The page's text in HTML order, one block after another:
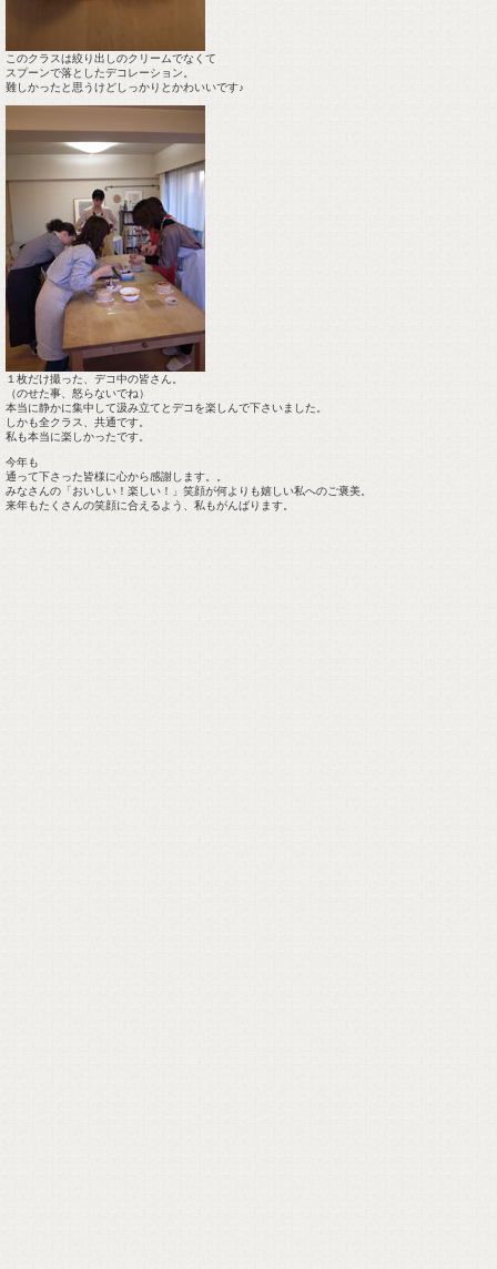
このクラスは絞り出しのクリームでなくて
スプーンで落としたデコレーション。
難しかったと思うけどしっかりとかわいいです♪
１枚だけ撮った、デコ中の皆さん。
（のせた事、怒らないでね）
本当に静かに集中して汲み立てとデコを楽しんで下さいました。
しかも全クラス、共通です。
私も本当に楽しかったです。
今年も
通って下さった皆様に心から感謝します。。
みなさんの「おいしい！楽しい！」笑顔が何よりも嬉しい私へのご褒美。
来年もたくさんの笑顔に合えるよう、私もがんばります。